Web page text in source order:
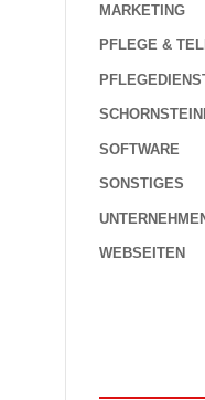
MARKETING
PFLEGE &
SOFTWARE
SONSTIGES
WEBSEITEN